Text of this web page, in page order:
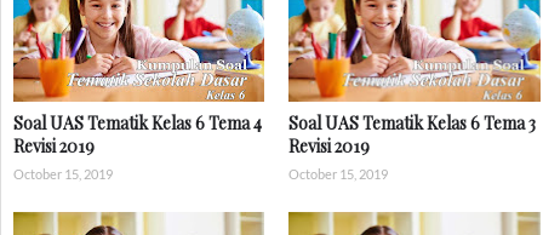
Soal UAS Tematik Kelas 6 Tema 4
Revisi 2019
October 15, 2019
Soal UAS Tematik Kelas 6 Tema 3
Revisi 2019
October 15, 2019